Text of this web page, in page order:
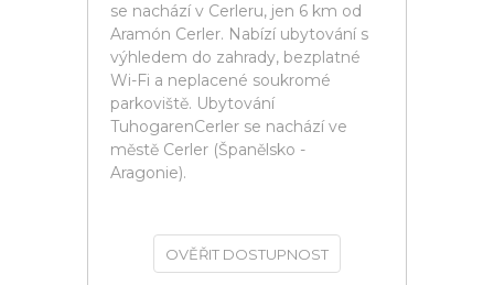
se nachází v Cerleru, jen 6 km od
Aramón Cerler. Nabízí ubytování s
výhledem do zahrady, bezplatné
Wi-Fi a neplacené soukromé
parkoviště. Ubytování
TuhogarenCerler se nachází ve
městě Cerler (Španělsko -
Aragonie).
OVĚŘIT DOSTUPNOST